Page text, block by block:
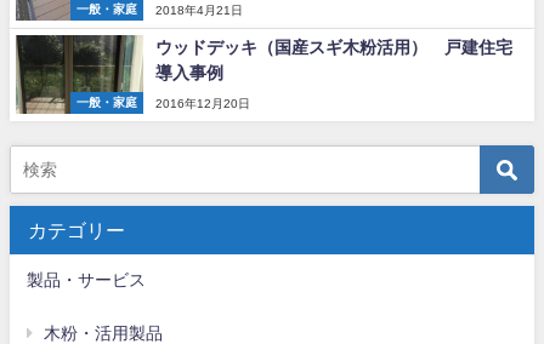
一般・家庭 2018年4月21日
一般・家庭
ウッドデッキ（国産スギ木粉活用） 戸建住宅
導入事例
2016年12月20日
カテゴリー
製品・サービス
木粉・活用製品